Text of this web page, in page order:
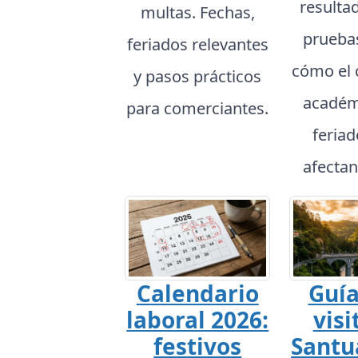
multas. Fechas,
feriados relevantes
y pasos prácticos
para comerciantes.
cómo el
Calendario
laboral 2026:
festivos